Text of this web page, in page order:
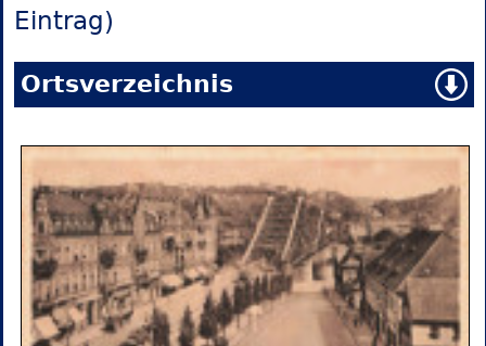
Eintrag)
Ortsverzeichnis